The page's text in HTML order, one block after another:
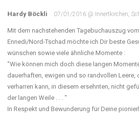
Hardy Böckli 07/01/2016 @ Innertkirchen,
Mit dem nachstehenden Tagebuchauszug
Ennedi/Nord-Tschad möchte ich Dir beste
wünschen sowie viele ähnliche Momente :
"Wie können mich doch diese langen
dauerhaften, ewigen und so randvollen Leere,
verharren kann, in diesem ersehnten, nicht
der langen Weile . . . "
In Respekt und Bewunderung für Deine